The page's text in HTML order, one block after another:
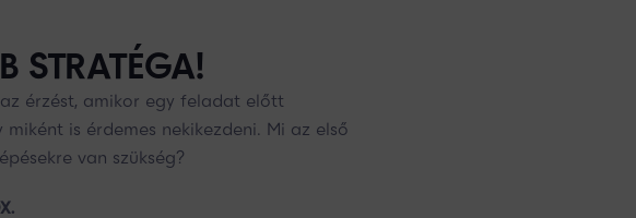
STRATÉGA!
érzést, amikor egy feladat előtt
is érdemes nekikezdeni. Mi az első
van szükség?